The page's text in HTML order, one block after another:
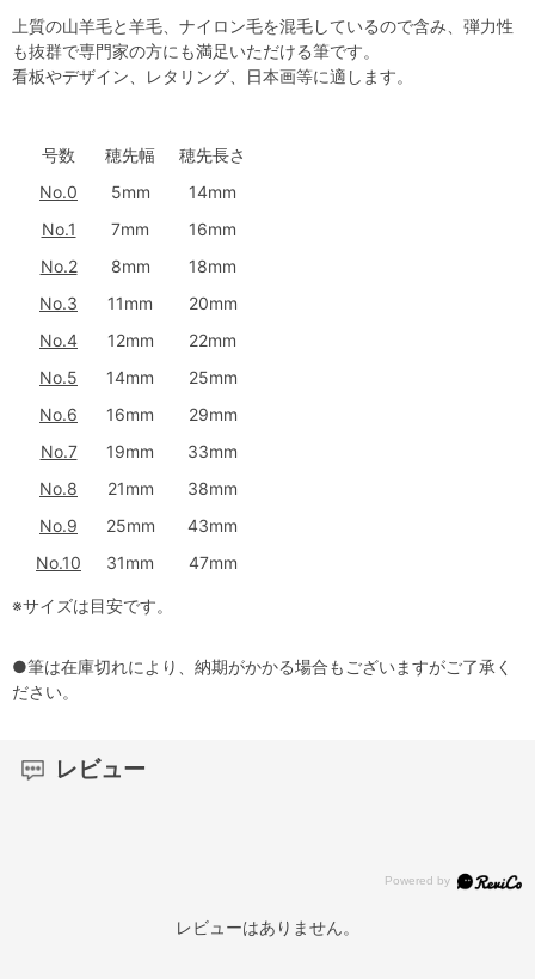
上質の山羊毛と羊毛、ナイロン毛を混毛しているので含み、弾力性
も抜群で専門家の方にも満足いただける筆です。
看板やデザイン、レタリング、日本画等に適します。
号数 穂先幅
穂先長さ
No.0
5mm
14mm
No.1
7mm
16mm
No.2
8mm
18mm
No.3
11mm
20mm
No.4
12mm
22mm
No.5
14mm
25mm
No.6
16mm
29mm
No.7
19mm
33mm
No.8
21mm
38mm
No.9
25mm
43mm
No.10
31mm 47mm
※サイズは目安です。
●筆は在庫切れにより、納期がかかる場合もございますがご了承く
ださい。
レビュー
レビューはありません。